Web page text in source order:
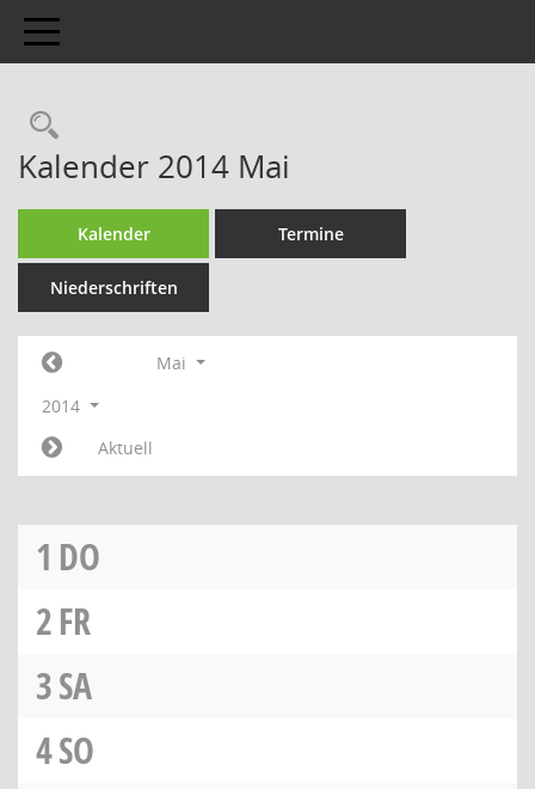
Toggle navigation
Kalender 2014 Mai
Kalender Termine
Niederschriften
Mai
2014
Aktuell
1 DO
2FR
3SA
4SO